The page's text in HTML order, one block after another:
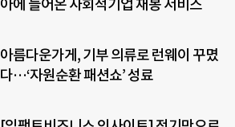
아에 들어온 사회적기업 재봉 서비스
아름다운가게, 기부 의류로 런웨이 꾸몄
다…‘자원순환 패션쇼’ 성료